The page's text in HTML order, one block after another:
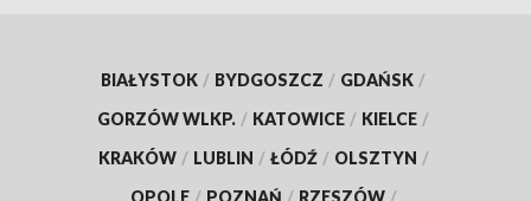
BIAŁYSTOK / BYDGOSZCZ / GDAŃSK /
GORZÓW WLKP. / KATOWICE / KIELCE /
KRAKÓW / LUBLIN / ŁÓDŹ / OLSZTYN /
OPOLE / POZNAŃ / RZESZÓW /